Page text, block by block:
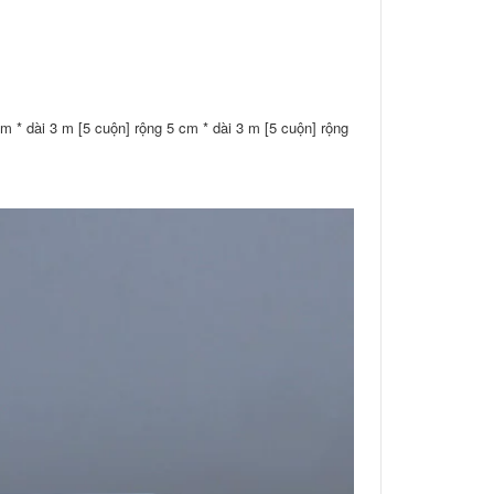
* dài 3 m [5 cuộn] rộng 5 cm * dài 3 m [5 cuộn] rộng